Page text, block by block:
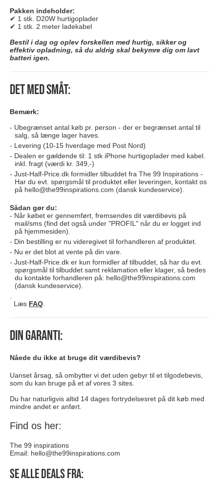
Pakken indeholder:
✔ 1 stk. D20W hurtigoplader
✔ 1 stk. 2 meter ladekabel
Bestil i dag og oplev forskellen med hurtig, sikker og
effektiv opladning, så du aldrig skal bekymre dig om lavt
batteri igen.
Det med småt:
Bemærk:
Ubegrænset antal køb pr. person - der er begrænset antal til
salg, så længe lager haves.
Levering (10-15 hverdage med Post Nord)
Dealen er gældende til: 1 stk iPhone hurtigoplader med kabel.
inkl. fragt (værdi kr. 349,-)
Just-Half-Price.dk formidler tilbuddet fra The 99 Inspirations -
Har du evt. spørgsmål til produktet eller leveringen, kontakt os
på hello@the99inspirations.com (dansk kundeservice).
Sådan gør du:
Når købet er gennemført, fremsendes dit værdibevis på
mail/sms (find det også under "PROFIL" når du er logget ind
på hjemmesiden).
Din bestilling er nu videregivet til forhandleren af produktet.
Nu er det blot at vente på din vare.
Just-Half-Price.dk er kun formidler af tilbuddet, så har du evt.
spørgsmål til tilbuddet samt reklamation eller klager, så bedes
du kontakte forhandleren på: hello@the99inspirations.com
(dansk kundeservice).
.
Læs FAQ.
Din garanti:
Nåede du ikke at bruge dit værdibevis?
Uanset årsag, så ombytter vi det uden gebyr til et tilgodebevis,
som du kan bruge på et af vores 3 sites.
Du har naturligvis altid 14 dages fortrydelsesret på dit køb med
mindre andet er anført.
Find os her:
The 99 inspirations
Email: hello@the99inspirations.com
Se alle deals fra: